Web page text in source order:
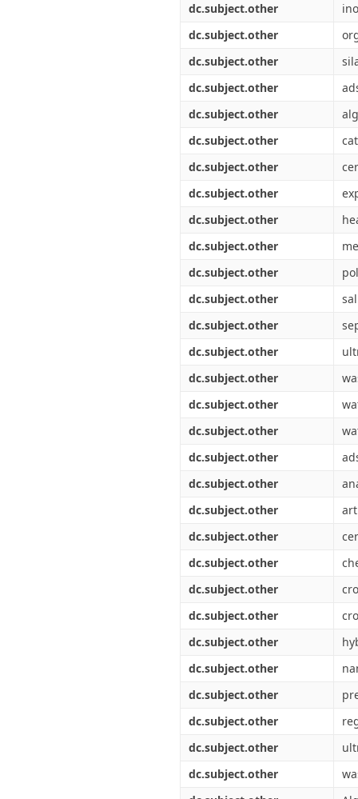
dc.subject.other
dc.subject.other
dc.subject.other
dc.subject.other
dc.subject.other
dc.subject.other
dc.subject.other
dc.subject.other
dc.subject.other
dc.subject.other
dc.subject.other
dc.subject.other
dc.subject.other
dc.subject.other
dc.subject.other
dc.subject.other
dc.subject.other
dc.subject.other
dc.subject.other
dc.subject.other
dc.subject.other
dc.subject.other
dc.subject.other
dc.subject.other
dc.subject.other
dc.subject.other
dc.subject.other
dc.subject.other
dc.subject.other
dc.subject.other